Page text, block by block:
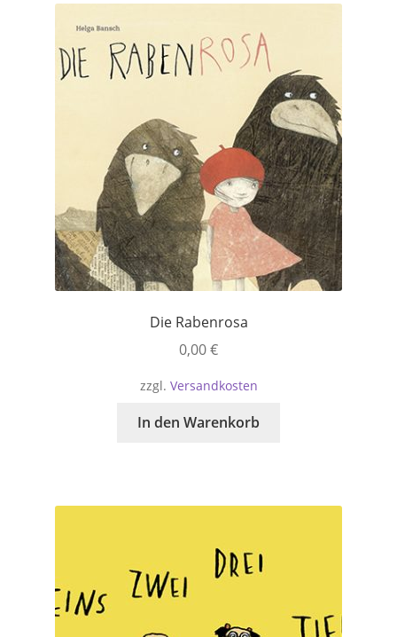
Die Rabenrosa
0,00€
zzgl. Versandkosten
In den Warenkorb